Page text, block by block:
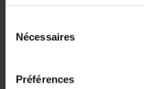
Nécessaires
Préférences
4,50 €